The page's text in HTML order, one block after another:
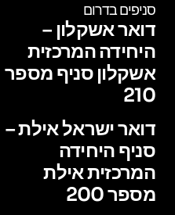
סניפים בדרום
דואר אשקלון –
היחידה המרכזית
אשקלון סניף מספר
210
דואר ישראל אילת –
סניף היחידה
המרכזית אילת
מספר 200